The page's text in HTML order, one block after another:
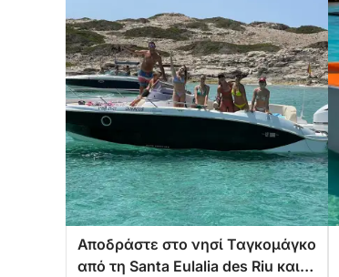
Αποδράστε στο νησί Ταγκομάγκο
από τη Santa Eulalia des Riu και